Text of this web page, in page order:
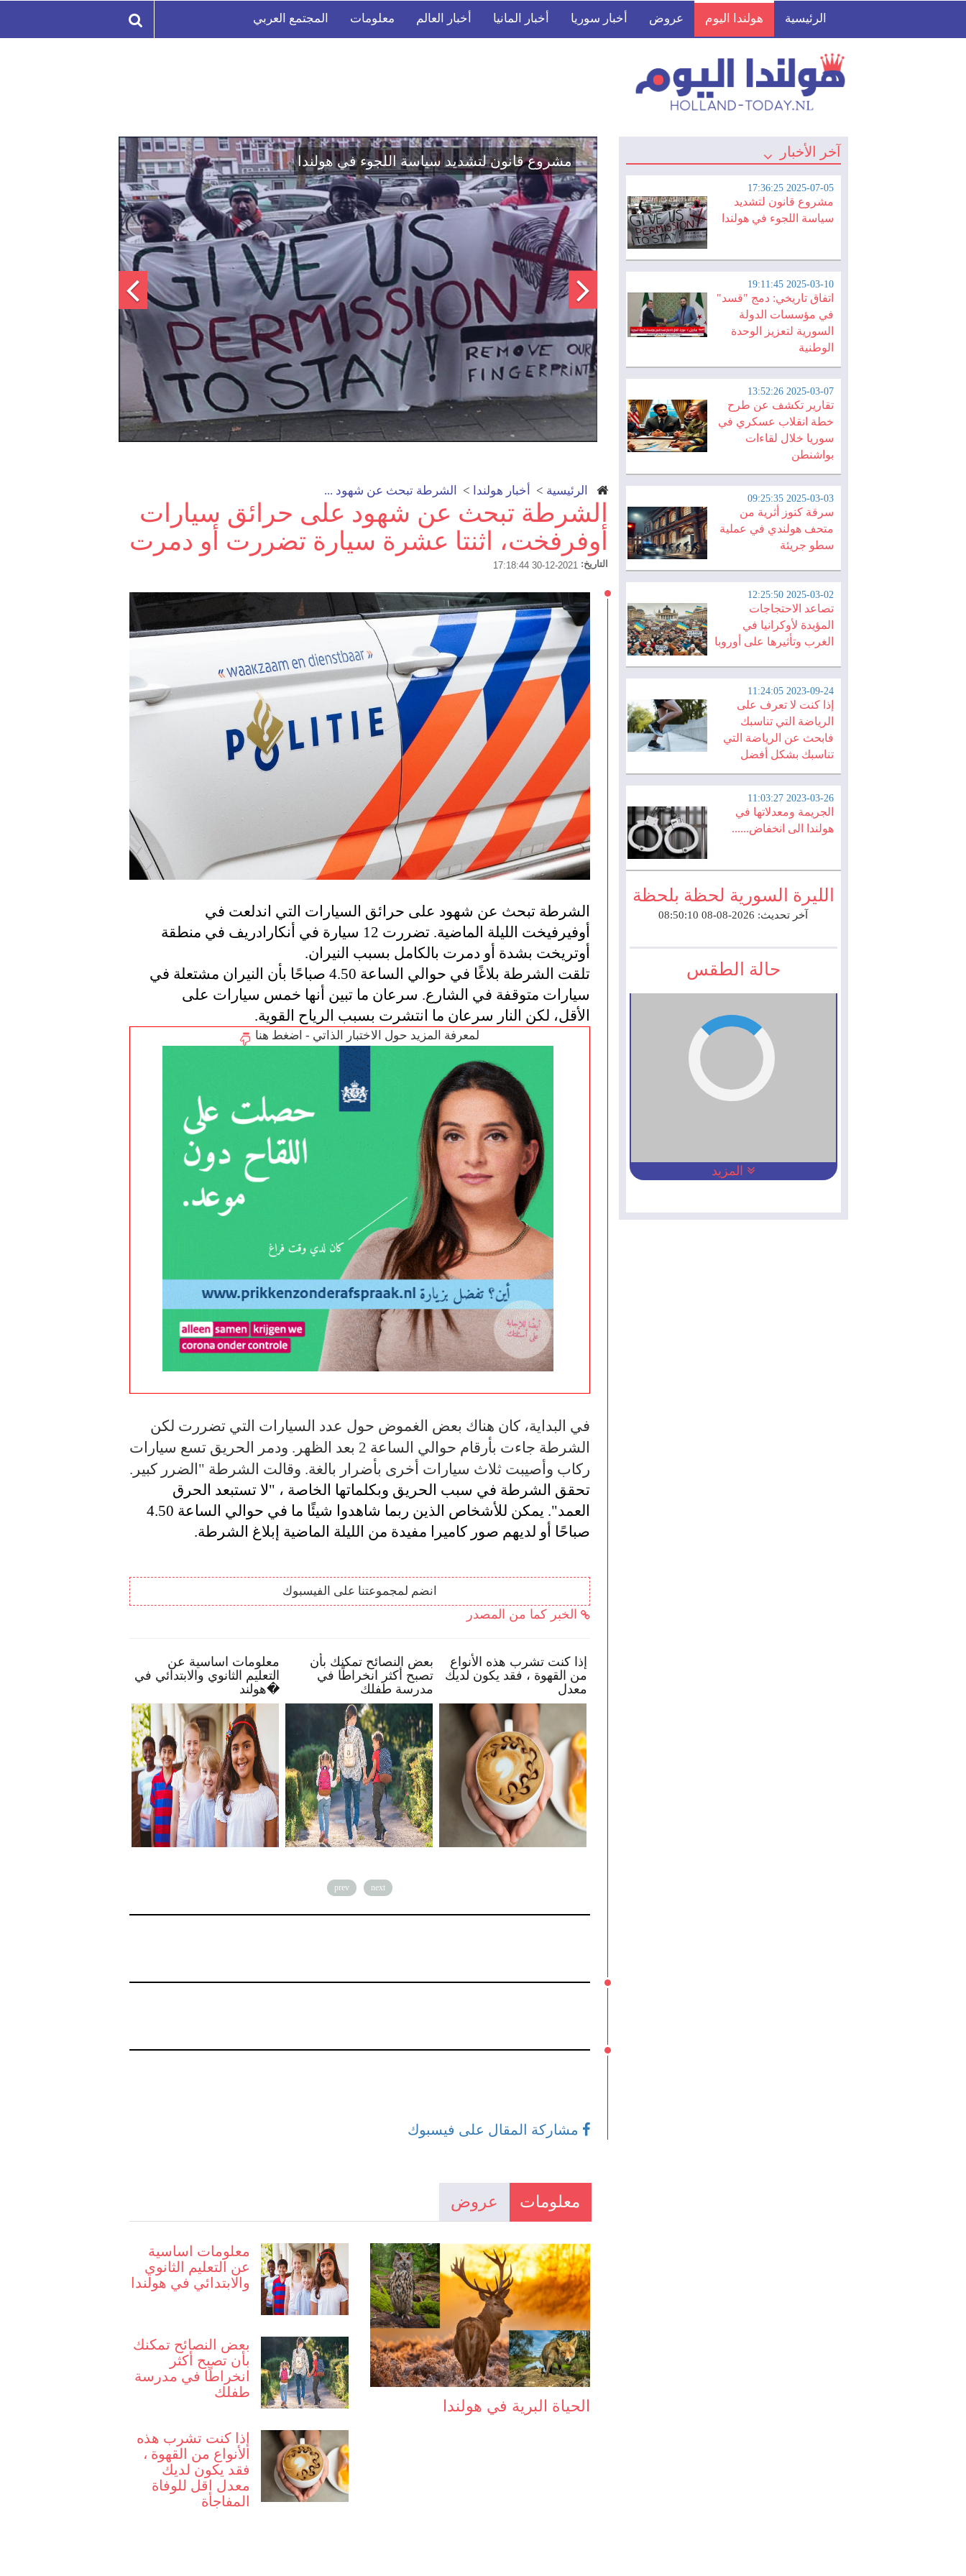
الرئيسية هولندا اليوم عروض أخبار سوريا أخبار المانيا أخبار العالم معلومات المجتمع العربي
آخر الأخبار
2025-07-05 17:36:25
مشروع قانون لتشديد
سياسة اللجوء في هولندا
2025-03-10 19:11:45
اتفاق تاريخي: دمج "قسد"
في مؤسسات الدولة
السورية لتعزيز الوحدة
الوطنية
2025-03-07 13:52:26
تقارير تكشف عن طرح
خطة انقلاب عسكري في
سوريا خلال لقاءات
بواشنطن
2025-03-03 09:25:35
سرقة كنوز أثرية من
متحف هولندي في عملية
سطو جريئة
2025-03-02 12:25:50
تصاعد الاحتجاجات
المؤيدة لأوكرانيا في
الغرب وتأثيرها على أوروبا
2023-09-24 11:24:05
إذا كنت لا تعرف على
الرياضة التي تناسبك
فابحث عن الرياضة التي
تناسبك بشكل أفضل
2023-03-26 11:03:27
الجريمة ومعدلاتها في
هولندا الى انخفاض......
الليرة السورية لحظة بلحظة
آخر تحديث: 2026-08-08 08:50:10
حالة الطقس
المزيد
اتفاق تاريخي: دمج "قسد" في مؤسسات الدولة السورية لتعزيز الوحدة
الوطنية
الرئيسية > أخبار هولندا > الشرطة تبحث عن شهود ...
الشرطة تبحث عن شهود على حرائق سيارات
أوفرفخت، اثنتا عشرة سيارة تضررت أو دمرت
التاريخ:
أوتريخت بشدة أو دمرت بالكامل بسبب النيران.
الأقل، لكن النار سرعان ما انتشرت بسبب الرياح القوية.
لمعرفة المزيد حول الاختبار الذاتي - اضغط هنا
ركاب وأصيبت ثلاث سيارات أخرى بأضرار بالغة. وقالت الشرطة "الضرر كبير.
العمد". يمكن للأشخاص الذين ربما شاهدوا شيئًا ما في حوالي الساعة 4.50
صباحًا أو لديهم صور كاميرا مفيدة من الليلة الماضية إبلاغ الشرطة.
انضم لمجموعتنا على الفيسبوك
الخبر كما من المصدر
معلومات اساسية عن
التعليم الثانوي والابتدائي في
هولند�
بعض النصائح تمكنك بأن
تصبح أكثر انخراطًا في
مدرسة طفلك
إذا كنت تشرب هذه الأنواع
من القهوة ، فقد يكون لديك
معدل
prev next
مشاركة المقال على فيسبوك
معلومات عروض
الحياة البرية في هولندا
معلومات اساسية
عن التعليم الثانوي
والابتدائي في هولندا
بعض النصائح تمكنك
بأن تصبح أكثر
انخراطًا في مدرسة
طفلك
إذا كنت تشرب هذه
الأنواع من القهوة ،
فقد يكون لديك
معدل اقل للوفاة
المفاجأة